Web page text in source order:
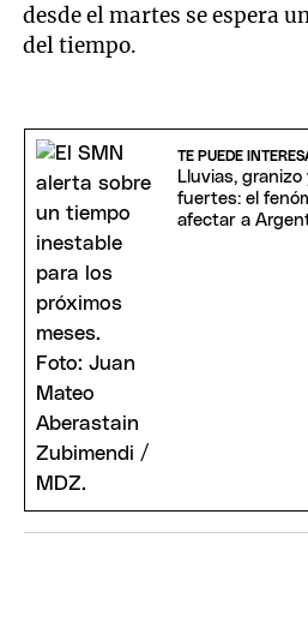
desde el martes se espera
del tiempo.
TE PUEDE
Lluvias,
fuertes: el
afectar a